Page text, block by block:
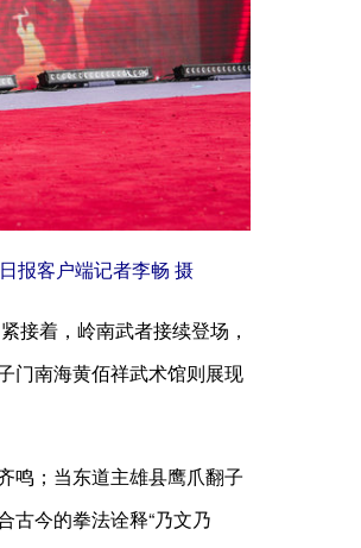
报客户端记者李畅 摄
着，岭南武者接续登场，
门南海黄佰祥武术馆则展现
；当东道主雄县鹰爪翻子
古今的拳法诠释“乃文乃